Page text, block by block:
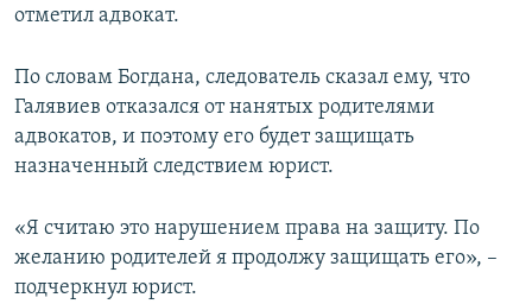
отметил адвокат.
По словам Богдана, следователь сказал ему, что
Галявиев отказался от нанятых родителями
адвокатов, и поэтому его будет защищать
назначенный следствием юрист.
«Я считаю это нарушением права на защиту. По
желанию родителей я продолжу защищать его», –
подчеркнул юрист.